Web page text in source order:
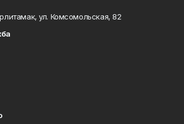
ул. Комсомольская, 82